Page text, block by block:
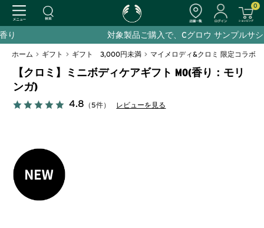
0
対象製品ご購入で、Cグロウ サンプルサシェプレゼント
ホーム > ギフト > ギフト 3,000円未満 > マイメロディ&クロミ 限定コラボ
【クロミ】ミニボディケアギフト MO(香り：モリ
ンガ)
4.8 （5件） レビューを見る